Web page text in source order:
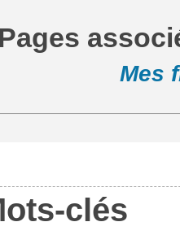
Pages
Mes
clés